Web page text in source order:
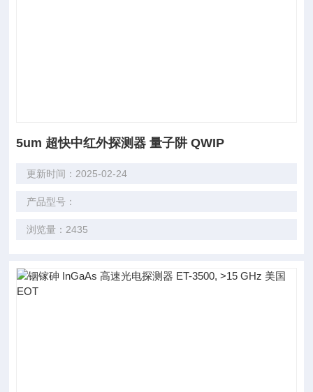
5um 超快中红外探测器 量子阱 QWIP
更新时间：2025-02-24
产品型号：
浏览量：2435